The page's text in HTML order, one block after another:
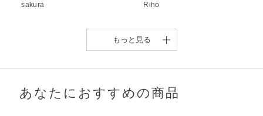
ン・酸化亜鉛・酸化鉄
sakura Riho
もっと見る
あなたにおすすめの商品